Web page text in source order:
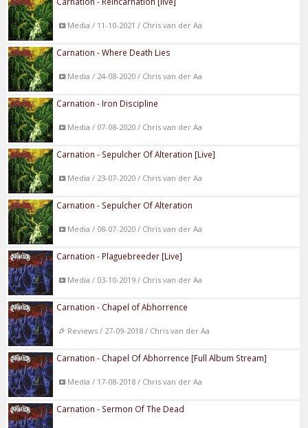
Media / 11-10-2021 / Chris van der Aa
Carnation - Where Death Lies
Media / 24-08-2020 / Chris van der Aa
Carnation - Iron Discipline
Media / 07-08-2020 / Chris van der Aa
Carnation - Sepulcher Of Alteration [Live]
Media / 23-07-2020 / Chris van der Aa
Carnation - Sepulcher Of Alteration
Media / 08-07-2020 / Chris van der Aa
Carnation - Plaguebreeder [Live]
Media / 03-10-2019 / Chris van der Aa
Carnation - Chapel of Abhorrence
Reviews / 27-09-2018 / Chris van der Aa
Carnation - Chapel Of Abhorrence [Full Album Stream]
Media / 17-08-2018 / Chris van der Aa
Carnation - Sermon Of The Dead